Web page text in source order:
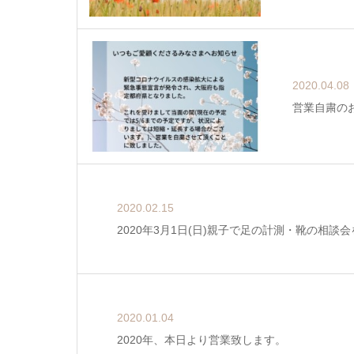
2020.04.08
営業自粛の
2020.02.15
2020年3月1日(日)親子で足の計測・靴の相談会
2020.01.04
2020年、本日より営業致します。